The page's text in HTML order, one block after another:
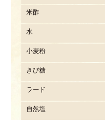
米酢
水
小麦粉
きび糖
ラード
自然塩